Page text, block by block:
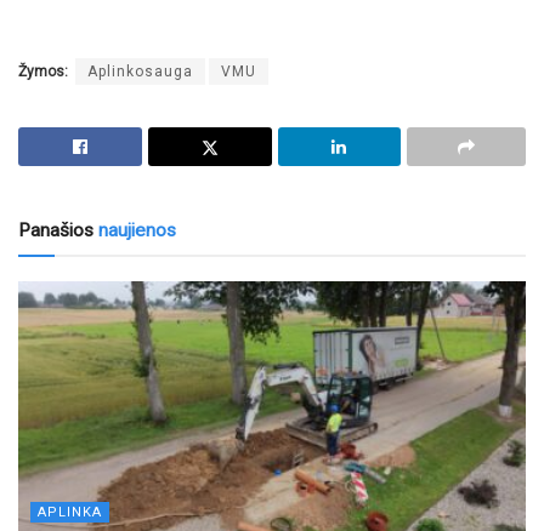
Žymos: Aplinkosauga VMU
Panašios naujienos
APLINKA